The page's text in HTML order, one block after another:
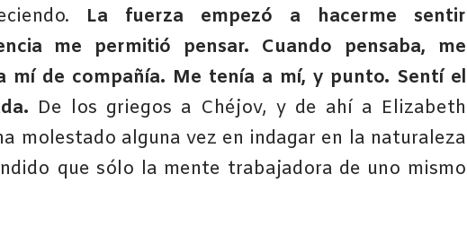
La fuerza empezó a hacerme sentir
me permitió pensar. Cuando pensaba, me
mí de compañía. Me tenía a mí, y punto. Sentí el
De los griegos a Chéjov, y de ahí a Elizabeth
molestado alguna vez en indagar en la naturaleza
que sólo la mente trabajadora de uno mismo